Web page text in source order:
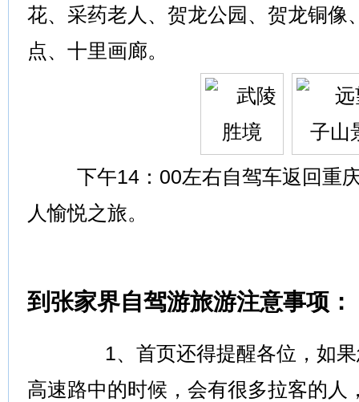
花、采药老人、贺龙公园、贺龙铜像
点、十里画廊。
下午14：00左右自驾车返回重
人愉悦之旅。
到张家界自驾游旅游注意事项：
1、首页还得提醒各位，如果
高速路中的时候，会有很多拉客的人